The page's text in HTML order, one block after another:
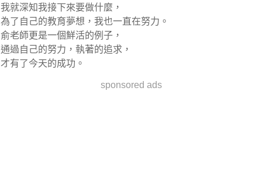
我就深知我接下來要做什麼，
為了自己的教育夢想，我也一直在努力。
俞老師更是一個鮮活的例子，
通過自己的努力，執著的追求，
才有了今天的成功。
sponsored ads